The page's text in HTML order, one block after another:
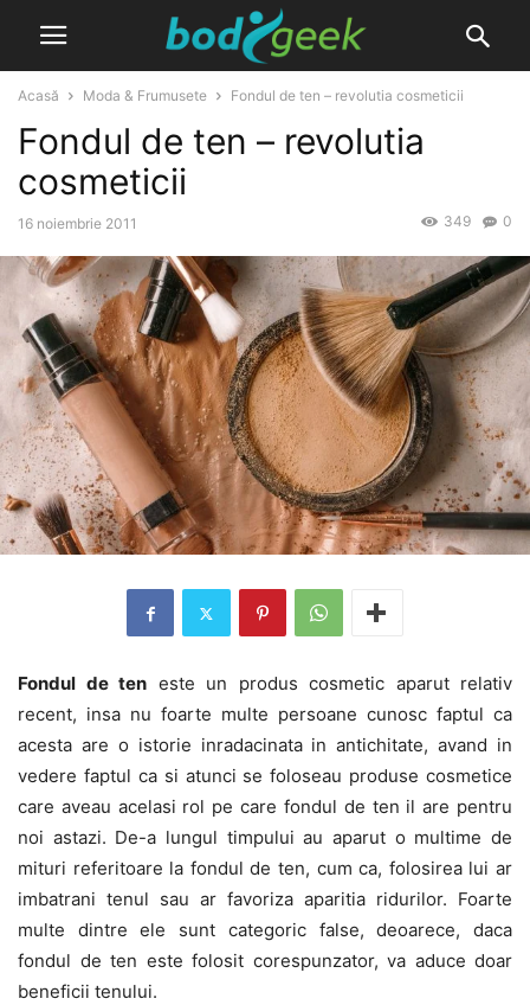
Acasă Moda & Frumusete Fondul de ten – revolutia cosmeticii
Fondul de ten – revolutia
cosmeticii
16 noiembrie 2011 0
349
Fondul de ten este un produs cosmetic aparut relativ
recent, insa nu foarte multe persoane cunosc faptul ca
acesta are o istorie inradacinata in antichitate, avand in
vedere faptul ca si atunci se foloseau produse cosmetice
care aveau acelasi rol pe care fondul de ten il are pentru
noi astazi. De-a lungul timpului au aparut o multime de
mituri referitoare la fondul de ten, cum ca, folosirea lui ar
imbatrani tenul sau ar favoriza aparitia ridurilor. Foarte
multe dintre ele sunt categoric false, deoarece, daca
fondul de ten este folosit corespunzator, va aduce doar
beneficii tenului.